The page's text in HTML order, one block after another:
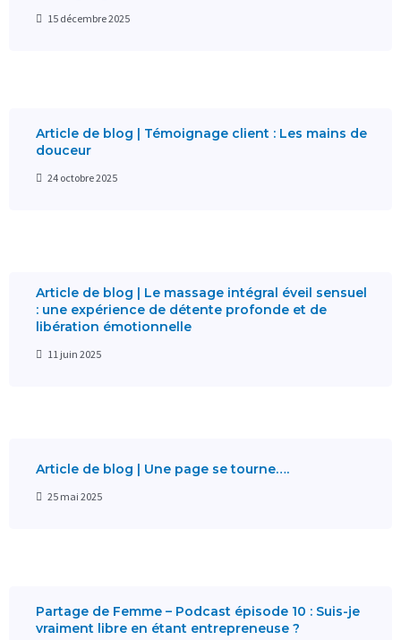
15 décembre 2025
Article de blog | Témoignage client : Les mains de
douceur
24 octobre 2025
Article de blog | Le massage intégral éveil sensuel
: une expérience de détente profonde et de
libération émotionnelle
11 juin 2025
Article de blog | Une page se tourne….
25 mai 2025
Partage de Femme – Podcast épisode 10 : Suis-je
vraiment libre en étant entrepreneuse ?